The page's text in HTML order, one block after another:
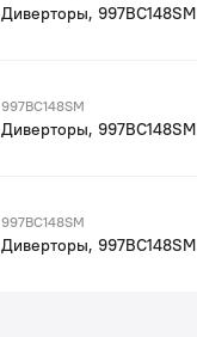
Диверторы, 997BC148SM
997BC148SM
Диверторы, 997BC148SM
997BC148SM
Диверторы, 997BC148SM